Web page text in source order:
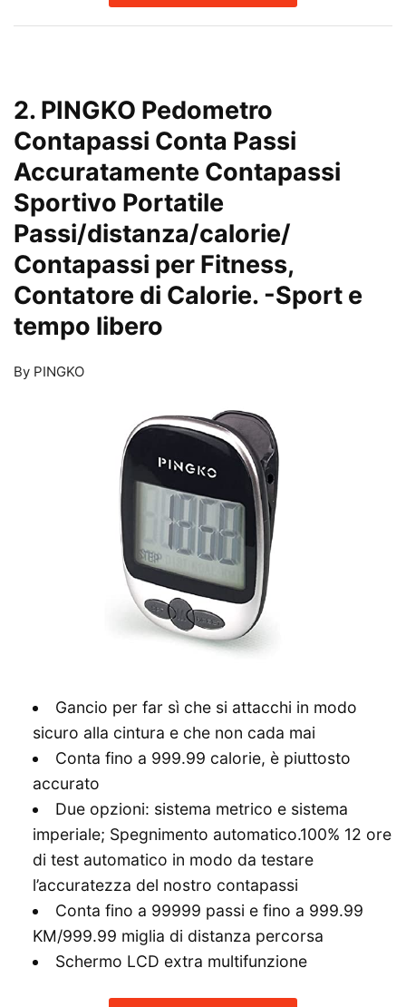
2. PINGKO Pedometro
Contapassi Conta Passi
Accuratamente Contapassi
Sportivo Portatile
Passi/distanza/calorie/
Contapassi per Fitness,
Contatore di Calorie. -Sport e
tempo libero
By PINGKO
Gancio per far sì che si attacchi in modo
sicuro alla cintura e che non cada mai
Conta fino a 999.99 calorie, è piuttosto
accurato
Due opzioni: sistema metrico e sistema
imperiale; Spegnimento automatico.100% 12 ore
di test automatico in modo da testare
l’accuratezza del nostro contapassi
Conta fino a 99999 passi e fino a 999.99
KM/999.99 miglia di distanza percorsa
Schermo LCD extra multifunzione